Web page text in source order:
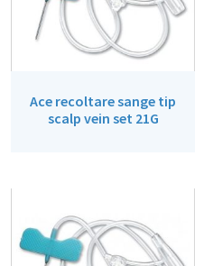
Ace recoltare sange tip
scalp vein set 21G